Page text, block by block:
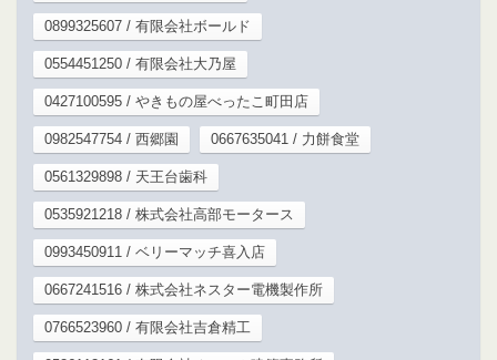
0899325607 / 有限会社ボールド
0554451250 / 有限会社大乃屋
0427100595 / やきもの屋べったこ町田店
0982547754 / 西郷園 0667635041 / 力餅食堂
0561329898 / 天王台歯科
0535921218 / 株式会社高部モータース
0993450911 / ベリーマッチ喜入店
0667241516 / 株式会社ネスター電機製作所
0766523960 / 有限会社吉倉精工